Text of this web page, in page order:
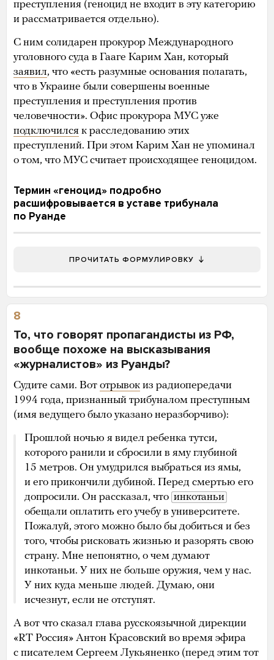
преступления (геноцид не входит в эту категорию
и рассматривается отдельно).
С ним солидарен прокурор Международного
уголовного суда в Гааге Карим Хан, который
заявил, что «есть разумные основания полагать,
что в Украине были совершены военные
преступления и преступления против
человечности». Офис прокурора МУС уже
подключился к расследованию этих
преступлений. При этом Карим Хан не упоминал
о том, что МУС считает происходящее геноцидом.
Термин «геноцид» подробно
расшифровывается в уставе трибунала
по Руанде
ПРОЧИТАТЬ ФОРМУЛИРОВКУ
8
То, что говорят пропагандисты из РФ,
вообще похоже на высказывания
«журналистов» из Руанды?
Судите сами. Вот отрывок из радиопередачи
1994 года, признанный трибуналом преступным
(имя ведущего было указано неразборчиво):
Прошлой ночью я видел ребенка тутси,
которого ранили и сбросили в яму глубиной
15 метров. Он умудрился выбраться из ямы,
и его прикончили дубиной. Перед смертью его
допросили. Он рассказал, что инкотаньи
обещали оплатить его учебу в университете.
Пожалуй, этого можно было бы добиться и без
того, чтобы рисковать жизнью и разорять свою
страну. Мне непонятно, о чем думают
инкотаньи. У них не больше оружия, чем у нас.
У них куда меньше людей. Думаю, они
исчезнут, если не отступят.
А вот что сказал глава русскоязычной дирекции
«RT Россия» Антон Красовский во время эфира
с писателем Сергеем Лукьяненко (перед этим тот